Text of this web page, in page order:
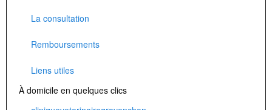
La consultation
Remboursements
Liens utiles
À domicile en quelques clics